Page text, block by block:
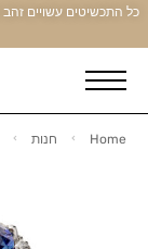
Home חנות